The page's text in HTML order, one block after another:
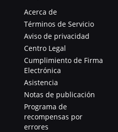
Acerca de
Términos de Servicio
Aviso de privacidad
Centro Legal
Cumplimiento de Firma
Electrónica
Asistencia
Notas de publicación
Programa de
recompensas por
errores